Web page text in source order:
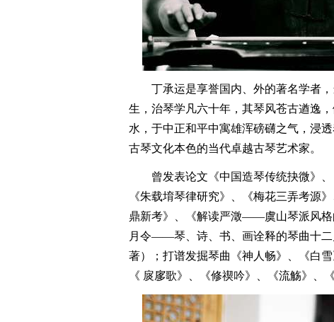
丁承运是享誉国内、外的著名学者，
生，治琴学凡六十年，其琴风苍古遒逸
水，于中正和平中寓雄浑磅礴之气，浸
古琴文化本色的当代卓越古琴艺术家。
曾发表论文《中国造琴传统抉微》、
《朱载堉琴律研究》、《梅花三弄考源
鼎新考》、《解读严澂——虞山琴派风格
月令——琴、诗、书、画诠释的琴曲十
著）；打谱发掘琴曲《神人畅》、《白
《 扊扅歌》、《修禊吟》、《流觞》、